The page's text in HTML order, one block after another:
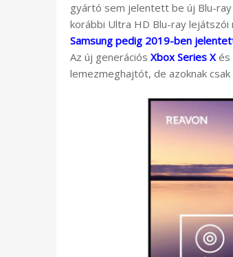
gyártó sem jelentett be új Blu-
korábbi Ultra HD Blu-ray lejátszói
Samsung pedig 2019-ben
Az új generációs Xbox Series Xés
lemezmeghajtót, de azoknak